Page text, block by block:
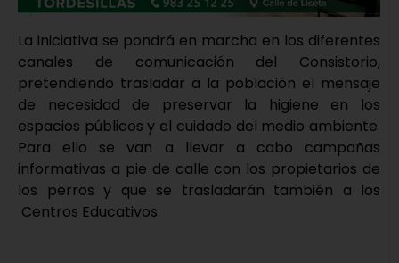
La iniciativa se pondrá en marcha en los diferentes
canales de comunicación del Consistorio,
pretendiendo trasladar a la población el mensaje
de necesidad de preservar la higiene en los
espacios públicos y el cuidado del medio ambiente.
Para ello se van a llevar a cabo campañas
informativas a pie de calle con los propietarios de
los perros y que se trasladarán también a los
Centros Educativos.